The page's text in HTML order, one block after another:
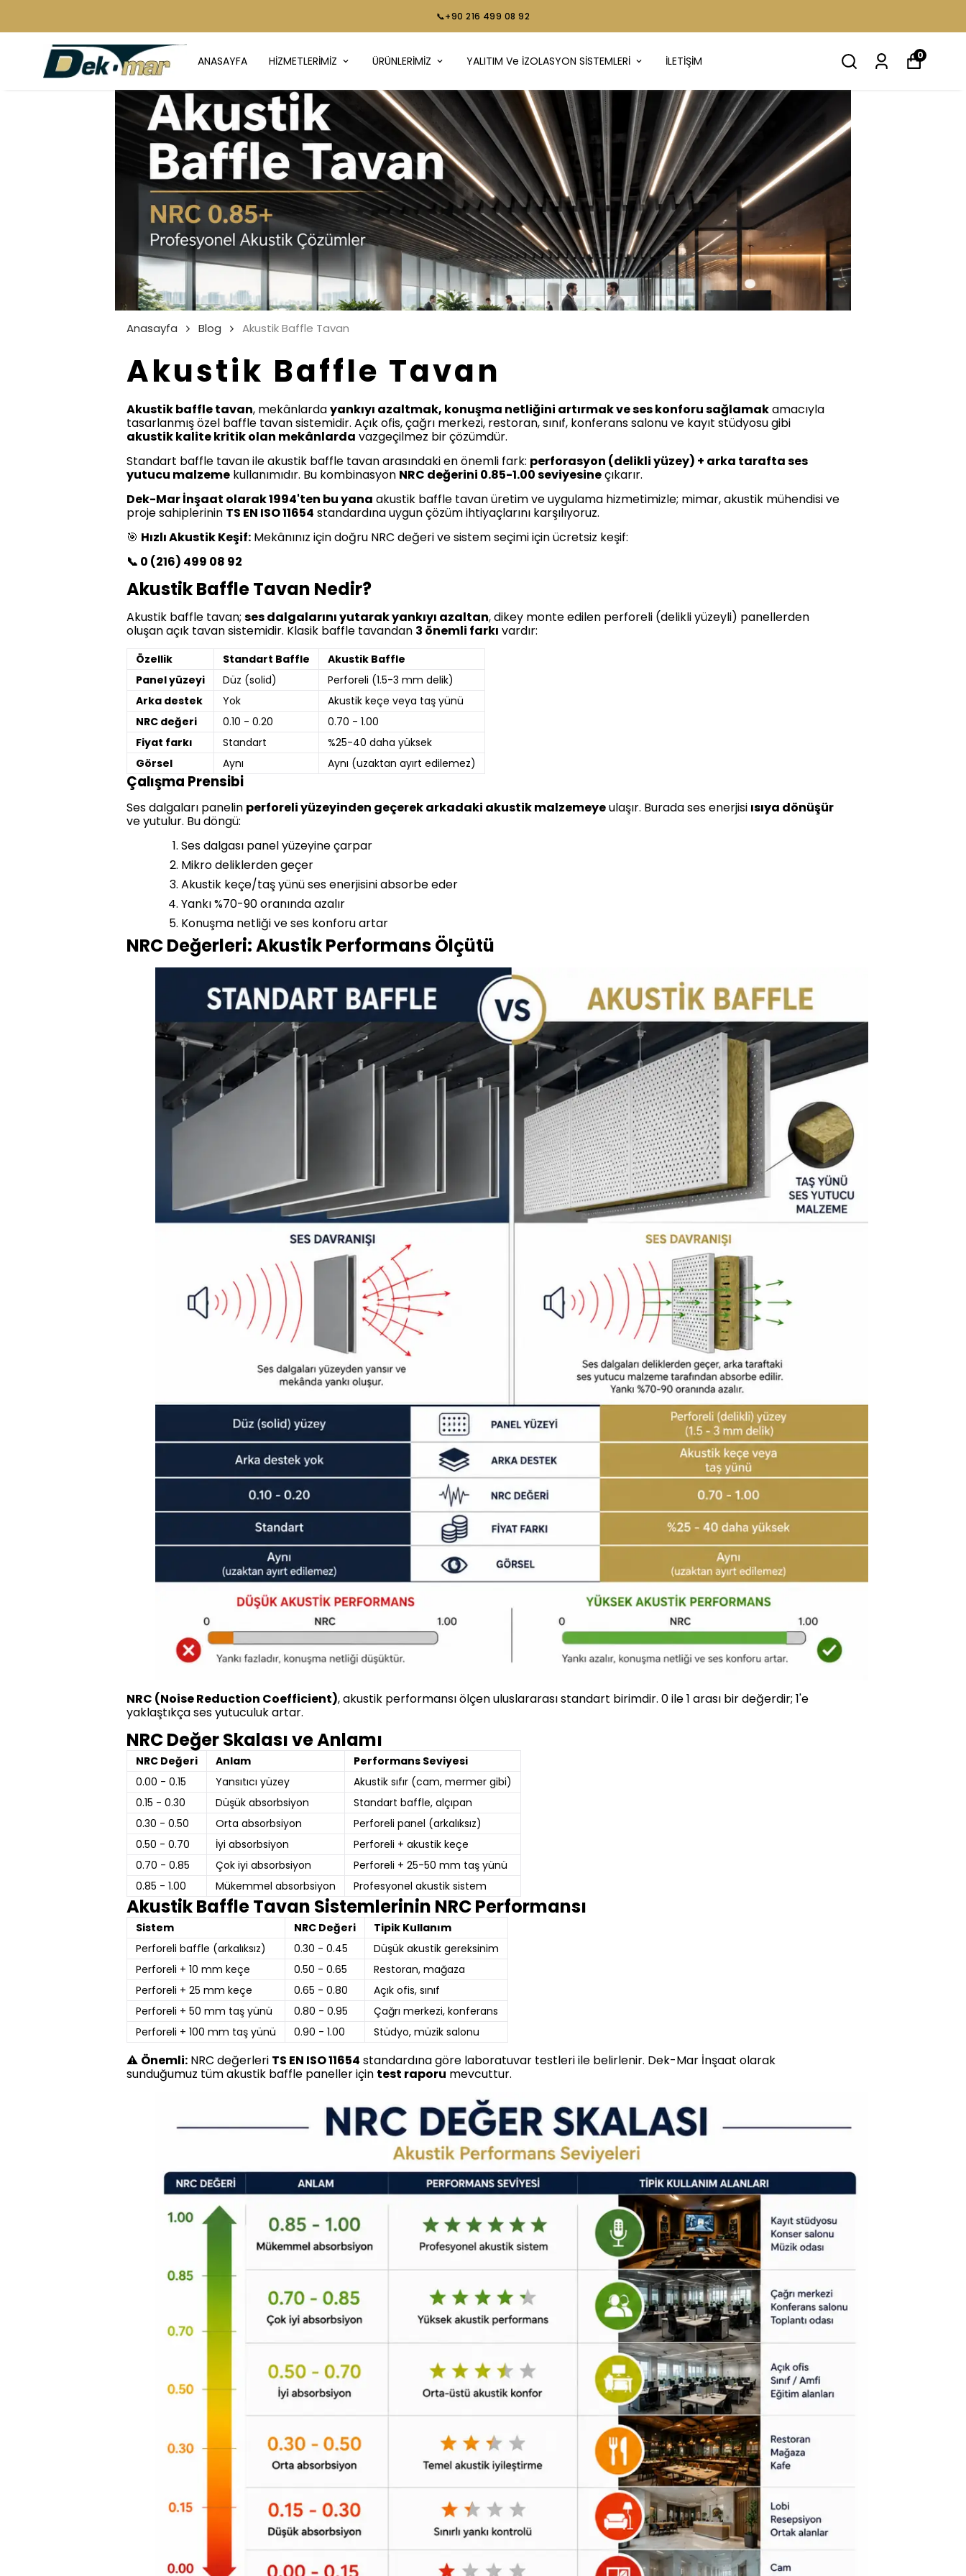
📞+90 216 499 08 92
ANASAYFA HİZMETLERİMİZ ÜRÜNLERİMİZ YALITIM Ve İZOLASYON SİSTEMLERİ İLETİŞİM 0
Anasayfa Blog Akustik Baffle Tavan
Akustik Baffle Tavan
Akustik baffle tavan, mekânlardayankıyı azaltmak, konuşma netliğini artırmak ve ses konforu sağlamakamacıyla
tasarlanmış özel baffle tavan sistemidir. Açık ofis, çağrı merkezi, restoran, sınıf, konferans salonu ve kayıt stüdyosu gibi
akustik kalite kritik olan mekânlarda vazgeçilmez bir çözümdür.
Standart baffle tavan ile akustik baffle tavan arasındaki en önemli fark: perforasyon (delikli yüzey) + arka tarafta ses
yutucu malzeme kullanımıdır. Bu kombinasyon NRC değerini 0.85-1.00 seviyesineçıkarır.
Dek-Mar İnşaat olarak 1994'ten bu yana akustik baffle tavan üretim ve uygulama hizmetimizle; mimar, akustik mühendisi ve
proje sahiplerinin TS EN ISO 11654 standardına uygun çözüm ihtiyaçlarını karşılıyoruz.
🎯 Hızlı Akustik Keşif: Mekânınız için doğru NRC değeri ve sistem seçimi için ücretsiz keşif:
📞 0 (216) 499 08 92
Akustik Baffle Tavan Nedir?
Akustik baffle tavan; ses dalgalarını yutarak yankıyı azaltan, dikey monte edilen perforeli (delikli yüzeyli) panellerden
oluşan açık tavan sistemidir. Klasik baffle tavandan 3 önemli farkı vardır:
Özellik Standart Baffle
Akustik Baffle
Panel yüzeyi
Düz (solid)
Perforeli (1.5-3 mm delik)
Arka destek
Yok
Akustik keçe veya taş yünü
NRC değeri
0.10 - 0.20
0.70 - 1.00
Fiyat farkı
Standart
%25-40 daha yüksek
Görsel
Aynı Aynı (uzaktan ayırt edilemez)
Çalışma Prensibi
Ses dalgaları panelin perforeli yüzeyinden geçerek arkadaki akustik malzemeyeulaşır. Burada ses enerjisi ısıya dönüşür
ve yutulur. Bu döngü:
Ses dalgası panel yüzeyine çarpar
Mikro deliklerden geçer
Akustik keçe/taş yünü ses enerjisini absorbe eder
Yankı %70-90 oranında azalır
Konuşma netliği ve ses konforu artar
NRC Değerleri: Akustik Performans Ölçütü
NRC (Noise Reduction Coefficient), akustik performansı ölçen uluslararası standart birimdir. 0 ile 1 arası bir değerdir; 1'e
yaklaştıkça ses yutuculuk artar.
NRC Değer Skalası ve Anlamı
NRC Değeri Anlam
Performans Seviyesi
0.00 - 0.15
Yansıtıcı yüzey
Akustik sıfır (cam, mermer gibi)
0.15 - 0.30
Düşük absorbsiyon
Standart baffle, alçıpan
0.30 - 0.50
Orta absorbsiyon
Perforeli panel (arkalıksız)
0.50 - 0.70
İyi absorbsiyon
Perforeli + akustik keçe
0.70 - 0.85
Çok iyi absorbsiyon
Perforeli + 25-50 mm taş yünü
0.85 - 1.00
Mükemmel absorbsiyon Profesyonel akustik sistem
Akustik Baffle Tavan Sistemlerinin NRC Performansı
Sistem NRC Değeri
Tipik Kullanım
Perforeli baffle (arkalıksız)
0.30 - 0.45
Düşük akustik gereksinim
Perforeli + 10 mm keçe
0.50 - 0.65
Restoran, mağaza
Perforeli + 25 mm keçe
0.65 - 0.80
Açık ofis, sınıf
Perforeli + 50 mm taş yünü
0.80 - 0.95
Çağrı merkezi, konferans
Perforeli + 100 mm taş yünü
0.90 - 1.00 Stüdyo, müzik salonu
⚠️ Önemli: NRC değerleri TS EN ISO 11654 standardına göre laboratuvar testleri ile belirlenir. Dek-Mar İnşaat olarak
sunduğumuz tüm akustik baffle paneller için test raporu mevcuttur.